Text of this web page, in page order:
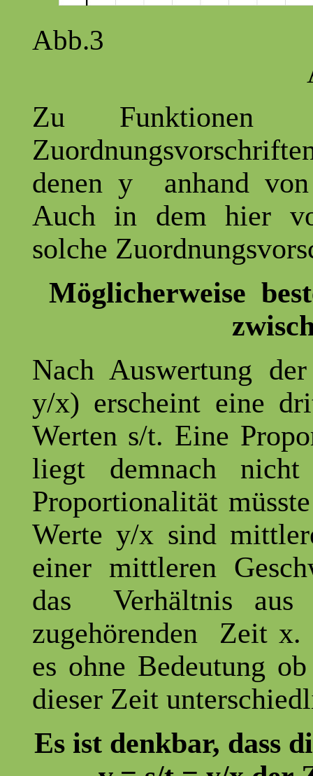
Zu
denen y anhand
Auch in dem hier
solche
Möglicherweise
Nach Auswertung
y/x) erscheint eine
Werten s/t. Eine
liegt demnach
Proportionalität
Werte y/x sind
einer mittleren
das Verhältnis
zugehörenden Zeit
es ohne Bedeutung
dieser Zeit
Es ist denkbar, dass